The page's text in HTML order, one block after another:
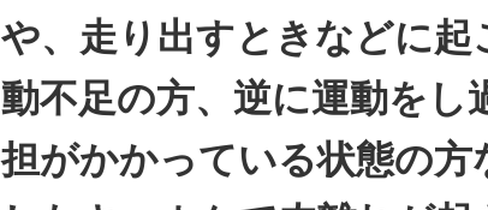
や、走り出すときなどに起
動不足の方、逆に運動をし
担がかかっている状態の方